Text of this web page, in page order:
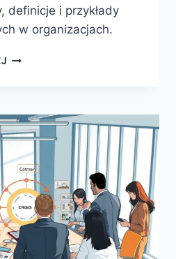
definicje i przykłady
w organizacjach.
CO
KRYZYSOWE
–
ETAPY
PRZYKŁADY